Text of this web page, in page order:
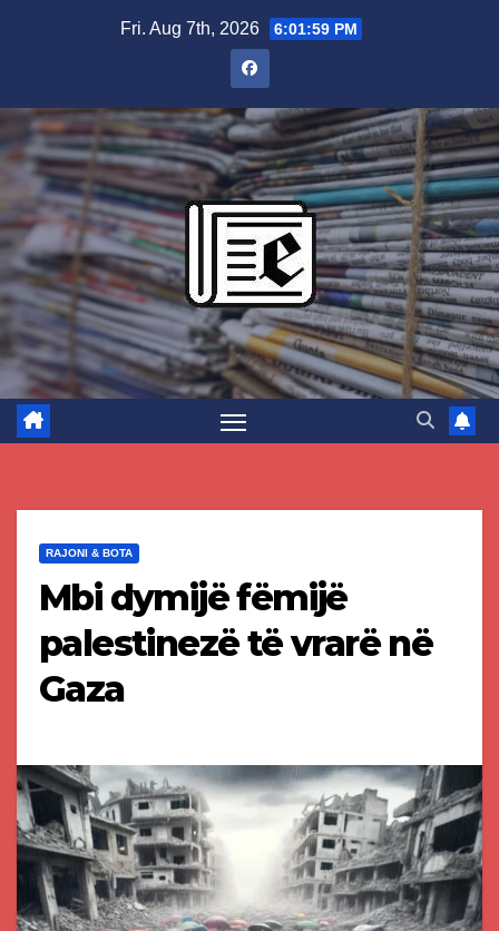
Fri. Aug 7th, 2026 6:02:00 PM
RAJONI & BOTA
Mbi dymijë fëmijë
palestinezë të vrarë në
Gaza